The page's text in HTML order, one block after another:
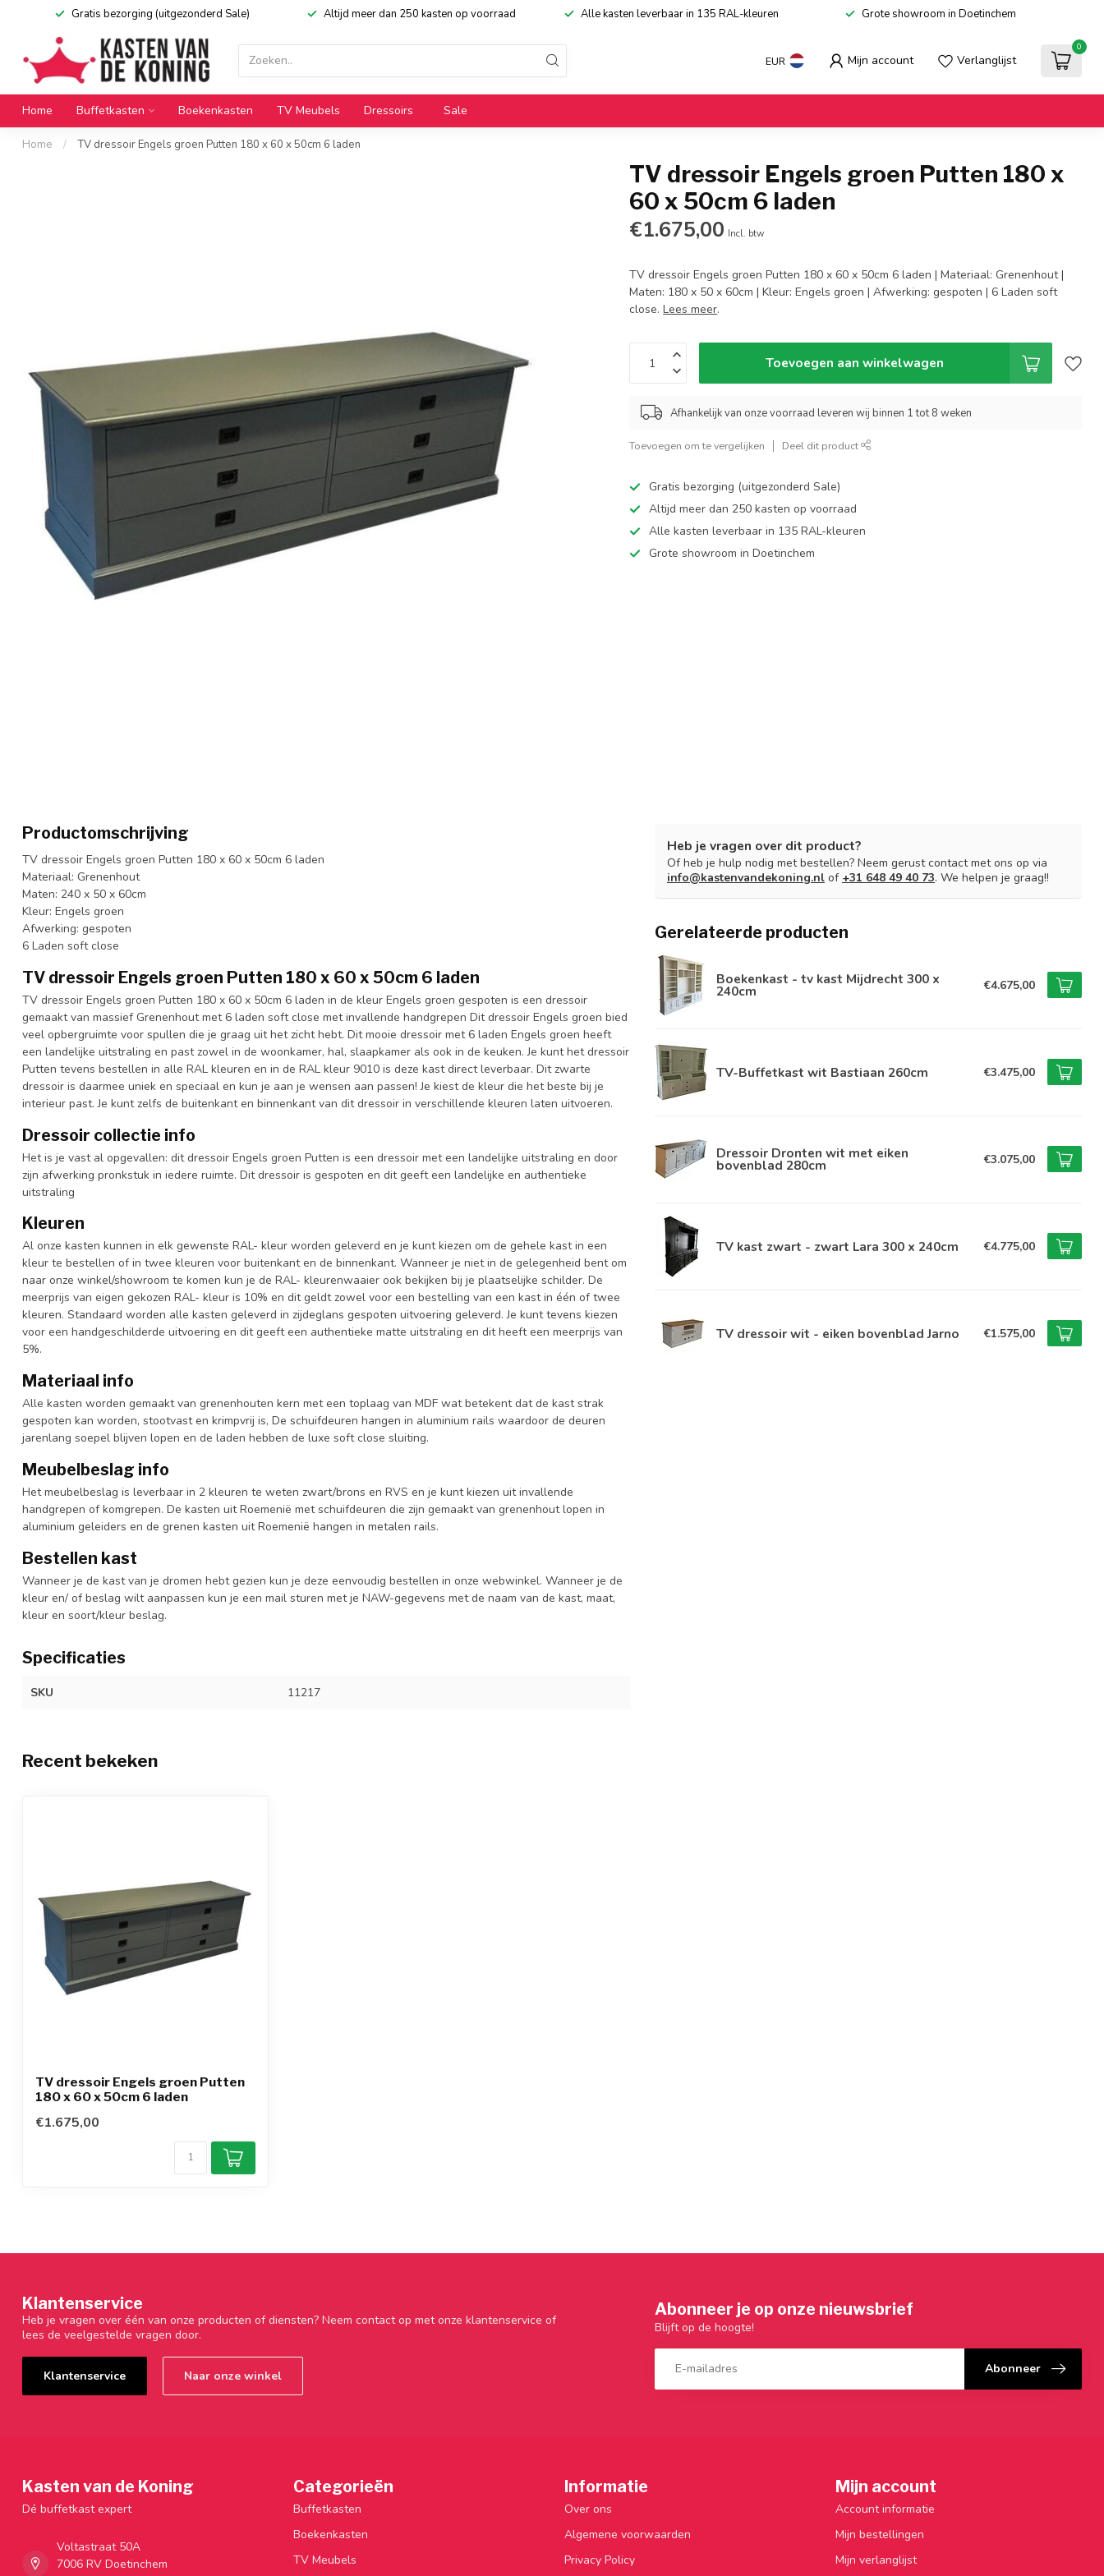
Gratis bezorging (uitgezonderd Sale) Altijd meer dan 250 kasten op voorraad Alle kasten leverbaar in 135 RAL-kleuren Grote showroom in Doetinchem
EUR Mijn account Verlanglijst
0
Home Buffetkasten Boekenkasten TV Meubels Dressoirs Sale
Home / TV dressoir Engels groen Putten 180 x 60 x 50cm 6 laden
TV dressoir Engels groen Putten 180 x
60 x 50cm 6 laden
€1.675,00 Incl. btw
TV dressoir Engels groen Putten 180 x 60 x 50cm 6 laden | Materiaal: Grenenhout |
Maten: 180 x 50 x 60cm | Kleur: Engels groen | Afwerking: gespoten | 6 Laden soft
close.Lees meer.
Toevoegen aan winkelwagen
Afhankelijk van onze voorraad leveren wij binnen 1 tot 8 weken
Toevoegen om te vergelijken Deel dit product
Gratis bezorging (uitgezonderd Sale)
Altijd meer dan 250 kasten op voorraad
Alle kasten leverbaar in 135 RAL-kleuren
Grote showroom in Doetinchem
Productomschrijving
TV dressoir Engels groen Putten 180 x 60 x 50cm 6 laden
Materiaal: Grenenhout
Maten: 240 x 50 x 60cm
Kleur: Engels groen
Afwerking: gespoten
6 Laden soft close
TV dressoir Engels groen Putten 180 x 60 x 50cm 6 laden
TV dressoir Engels groen Putten 180 x 60 x 50cm 6 laden in de kleur Engels groen gespoten is een dressoir
gemaakt van massief Grenenhout met 6 laden soft close met invallende handgrepen Dit dressoir Engels groen bied
veel opbergruimte voor spullen die je graag uit het zicht hebt. Dit mooie dressoir met 6 laden Engels groen heeft
een landelijke uitstraling en past zowel in de woonkamer, hal, slaapkamer als ook in de keuken. Je kunt het dressoir
Putten tevens bestellen in alle RAL kleuren en in de RAL kleur 9010 is deze kast direct leverbaar. Dit zwarte
dressoir is daarmee uniek en speciaal en kun je aan je wensen aan passen! Je kiest de kleur die het beste bij je
interieur past. Je kunt zelfs de buitenkant en binnenkant van dit dressoir in verschillende kleuren laten uitvoeren.
Dressoir collectie info
Het is je vast al opgevallen: dit dressoir Engels groen Putten is een dressoir met een landelijke uitstraling en door
zijn afwerking pronkstuk in iedere ruimte. Dit dressoir is gespoten en dit geeft een landelijke en authentieke
uitstraling
Kleuren
Al onze kasten kunnen in elk gewenste RAL- kleur worden geleverd en je kunt kiezen om de gehele kast in een
kleur te bestellen of in twee kleuren voor buitenkant en de binnenkant. Wanneer je niet in de gelegenheid bent om
naar onze winkel/showroom te komen kun je de RAL- kleurenwaaier ook bekijken bij je plaatselijke schilder. De
meerprijs van eigen gekozen RAL- kleur is 10% en dit geldt zowel voor een bestelling van een kast in één of twee
kleuren. Standaard worden alle kasten geleverd in zijdeglans gespoten uitvoering geleverd. Je kunt tevens kiezen
voor een handgeschilderde uitvoering en dit geeft een authentieke matte uitstraling en dit heeft een meerprijs van
5%.
Materiaal info
Alle kasten worden gemaakt van grenenhouten kern met een toplaag van MDF wat betekent dat de kast strak
gespoten kan worden, stootvast en krimpvrij is, De schuifdeuren hangen in aluminium rails waardoor de deuren
jarenlang soepel blijven lopen en de laden hebben de luxe soft close sluiting.
Meubelbeslag info
Het meubelbeslag is leverbaar in 2 kleuren te weten zwart/brons en RVS en je kunt kiezen uit invallende
handgrepen of komgrepen. De kasten uit Roemenië met schuifdeuren die zijn gemaakt van grenenhout lopen in
aluminium geleiders en de grenen kasten uit Roemenië hangen in metalen rails.
Bestellen kast
Wanneer je de kast van je dromen hebt gezien kun je deze eenvoudig bestellen in onze webwinkel. Wanneer je de
kleur en/ of beslag wilt aanpassen kun je een mail sturen met je NAW-gegevens met de naam van de kast, maat,
kleur en soort/kleur beslag.
Specificaties
SKU 11217
Heb je vragen over dit product?
Of heb je hulp nodig met bestellen? Neem gerust contact met ons op via
info@kastenvandekoning.nl of +31 648 49 40 73. We helpen je graag!!
Gerelateerde producten
Boekenkast - tv kast Mijdrecht 300 x
240cm €4.675,00
TV-Buffetkast wit Bastiaan 260cm €3.475,00
Dressoir Dronten wit met eiken
bovenblad 280cm €3.075,00
TV kast zwart - zwart Lara 300 x 240cm €4.775,00
TV dressoir wit - eiken bovenblad Jarno €1.575,00
Recent bekeken
TV dressoir Engels groen Putten
180 x 60 x 50cm 6 laden
€1.675,00
Klantenservice
Heb je vragen over één van onze producten of diensten? Neem contact op met onze klantenservice of
lees de veelgestelde vragen door.
Klantenservice Naar onze winkel
Abonneer je op onze nieuwsbrief
Blijft op de hoogte!
Abonneer
Kasten van de Koning
Dé buffetkast expert
Voltastraat 50A
7006 RV Doetinchem
Categorieën
Buffetkasten
Boekenkasten
TV Meubels
Informatie
Over ons
Algemene voorwaarden
Privacy Policy
Mijn account
Account informatie
Mijn bestellingen
Mijn verlanglijst